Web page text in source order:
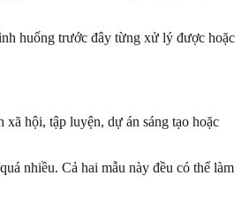
huống trước đây từng xử lý được hoặc
hội, tập luyện, dự án sáng tạo hoặc
nhiều. Cả hai mẫu này đều có thể làm